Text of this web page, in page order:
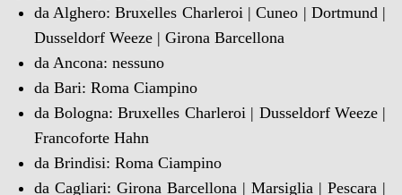
da Alghero: Bruxelles Charleroi | Cuneo | Dortmund |
Dusseldorf Weeze | Girona Barcellona
da Ancona: nessuno
da Bari: Roma Ciampino
da Bologna: Bruxelles Charleroi | Dusseldorf Weeze |
Francoforte Hahn
da Brindisi: Roma Ciampino
da Cagliari: Girona Barcellona | Marsiglia | Pescara |